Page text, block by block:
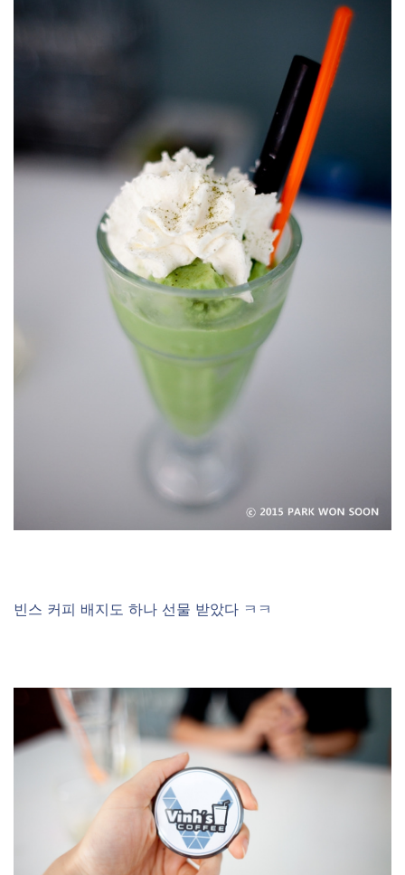
빈스 커피 배지도 하나 선물 받았다 ㅋㅋ